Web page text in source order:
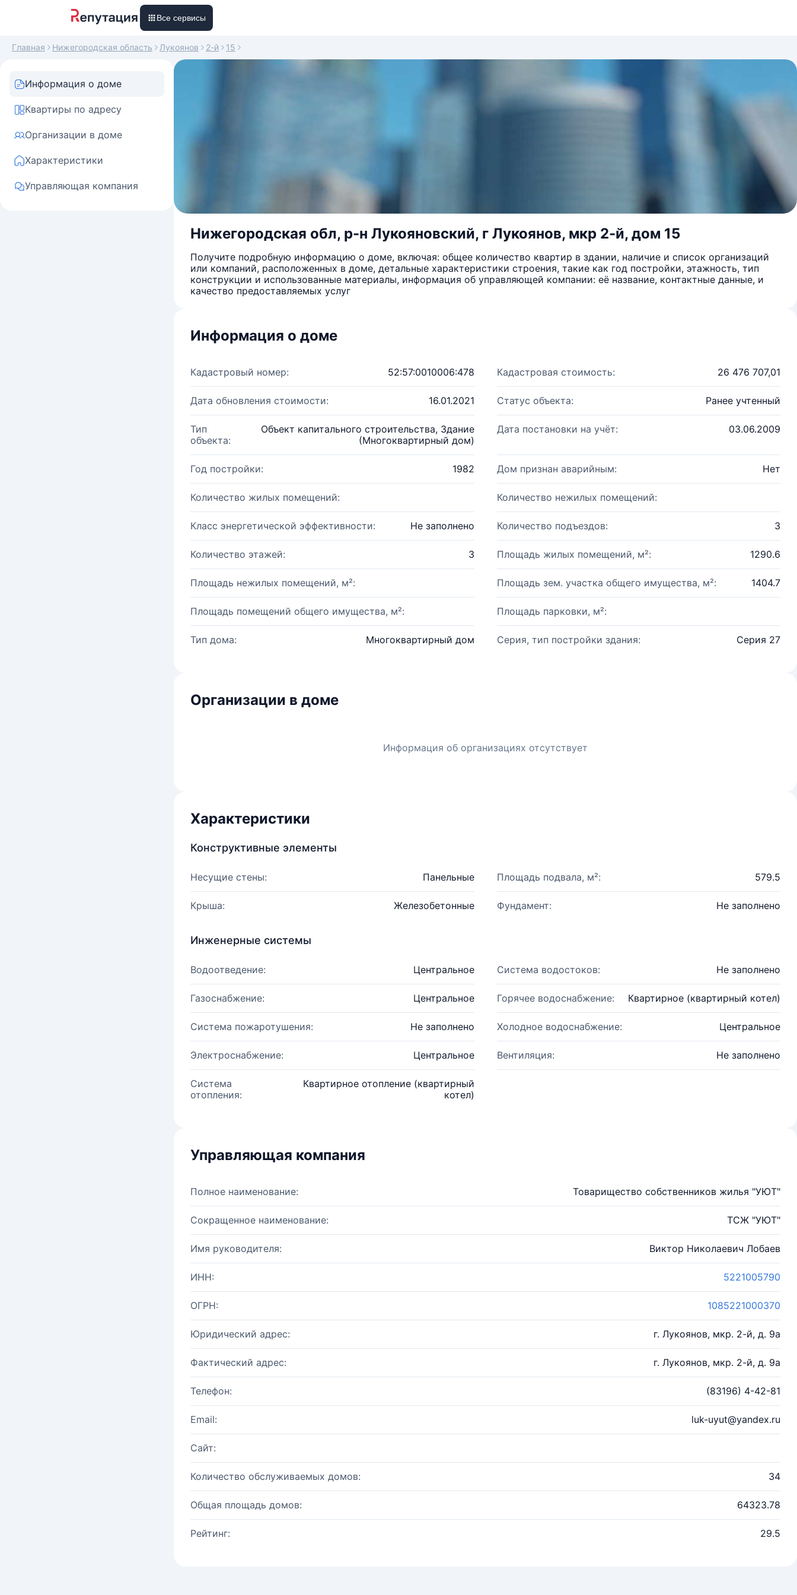
Все сервисы
Главная Нижегородская область Лукоянов 2-й 15
Информация о доме
Квартиры по адресу
Организации в доме
Характеристики
Управляющая компания
Нижегородская обл, р-н Лукояновский, г Лукоянов, мкр 2-й, дом 15
Получите подробную информацию о доме, включая: общее количество квартир в здании, наличие и список организаций
или компаний, расположенных в доме, детальные характеристики строения, такие как год постройки, этажность, тип
конструкции и использованные материалы, информация об управляющей компании: её название, контактные данные, и
качество предоставляемых услуг
Информация о доме
Кадастровый номер: 52:57:0010006:478 Кадастровая стоимость: 26 476 707,01
Дата обновления стоимости: 16.01.2021 Статус объекта: Ранее учтенный
Тип
объекта:
Объект капитального строительства, Здание
(Многоквартирный дом)
Дата постановки на учёт: 03.06.2009
Год постройки: 1982 Дом признан аварийным: Нет
Количество жилых помещений: Количество нежилых помещений:
Класс энергетической эффективности: Не заполнено Количество подъездов: 3
Количество этажей: 3 Площадь жилых помещений, м²: 1290.6
Площадь нежилых помещений, м²: Площадь зем. участка общего имущества, м²: 1404.7
Площадь помещений общего имущества, м²: Площадь парковки, м²:
Тип дома: Многоквартирный дом Серия, тип постройки здания: Серия 27
Организации в доме
Информация об организациях отсутствует
Характеристики
Конструктивные элементы
Несущие стены: Панельные Площадь подвала, м²: 579.5
Крыша: Железобетонные Фундамент: Не заполнено
Инженерные системы
Водоотведение: Центральное Система водостоков: Не заполнено
Газоснабжение: Центральное Горячее водоснабжение: Квартирное (квартирный котел)
Система пожаротушения: Не заполнено Холодное водоснабжение: Центральное
Электроснабжение: Центральное Вентиляция: Не заполнено
Система
отопления:
Квартирное отопление (квартирный
котел)
Управляющая компания
Полное наименование: Товарищество собственников жилья "УЮТ"
Сокращенное наименование: ТСЖ "УЮТ"
Имя руководителя: Виктор Николаевич Лобаев
ИНН: 5221005790
ОГРН: 1085221000370
Юридический адрес: г. Лукоянов, мкр. 2-й, д. 9а
Фактический адрес: г. Лукоянов, мкр. 2-й, д. 9а
Телефон: (83196) 4-42-81
Email: luk-uyut@yandex.ru
Сайт:
Количество обслуживаемых домов: 34
Общая площадь домов: 64323.78
Рейтинг: 29.5